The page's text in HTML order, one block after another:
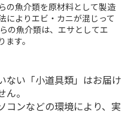
の魚介類を原材料として製造
によりエビ・カニが混じって
の魚介類は、エサとしてエ
す。
ない「小道具類」はお届け
。
コンなどの環境により、実